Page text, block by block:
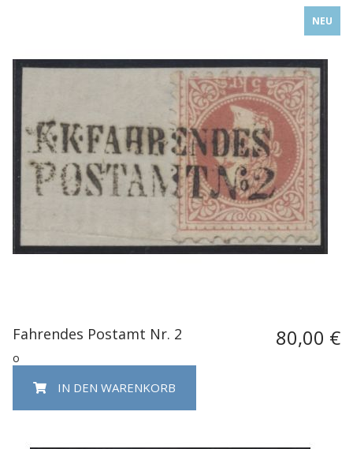
NEU
Fahrendes Postamt Nr. 2 80,00 €
o
IN DEN WARENKORB